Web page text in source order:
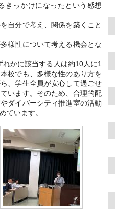
きっかけになったという感想
自分で考え、関係を築くこと
様性について考える機会とな
かに該当する人は約10人に1
校でも、多様な性のあり方を
、学生全員が安心して過ごせ
います。そのため、合理的配
ダイバーシティ推進室の活動
ています。